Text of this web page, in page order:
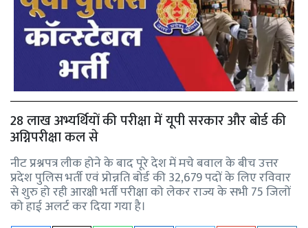
28 लाख अभ्यर्थियों की परीक्षा में यूपी सरकार और बोर्ड की
अग्निपरीक्षा कल से
नीट प्रश्नपत्र लीक होने के बाद पूरे देश में मचे बवाल के बीच उत्तर
प्रदेश पुलिस भर्ती एवं प्रोन्नति बोर्ड की 32,679 पदों के लिए रविवार
से शुरु हो रही आरक्षी भर्ती परीक्षा को लेकर राज्य के सभी 75 जिलों
को हाई अलर्ट कर दिया गया है।